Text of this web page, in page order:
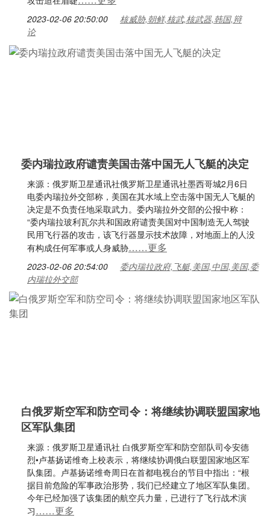
2023-02-06 20:50:00
核威胁,朝鲜,核武,核武器,韩国,辩
论
委内瑞拉政府谴责美国击落中国无人飞艇的决定
来源：俄罗斯卫星通讯社俄罗斯卫星通讯社墨西哥城2月6日
电委内瑞拉外交部称，美国在其水域上空击落中国无人飞艇的
决定是不负责任地采取武力。委内瑞拉外交部的公报中称：
“委内瑞拉玻利瓦尔共和国政府谴责美国对中国制造无人驾驶
民用飞行器的攻击，该飞行器显示技术故障，对地面上的人没
有构成任何军事或人身威胁……更多
2023-02-06 20:54:00
委内瑞拉政府,飞艇,美国,中国,美国,委
内瑞拉外交部
白俄罗斯空军和防空司令：将继续协调联盟国家地
区军队集团
来源：俄罗斯卫星通讯社 白俄罗斯空军和防空部队司令安德
烈•卢基扬诺维奇上校表示，将继续协调俄白联盟国家地区军
队集团。卢基扬诺维奇周日在首都电视台的节目中指出：“根
据目前危险的军事政治形势，我们已经建立了地区军队集团。
今年已经加强了该集团的航空兵力量，已进行了飞行战术演
习……更多